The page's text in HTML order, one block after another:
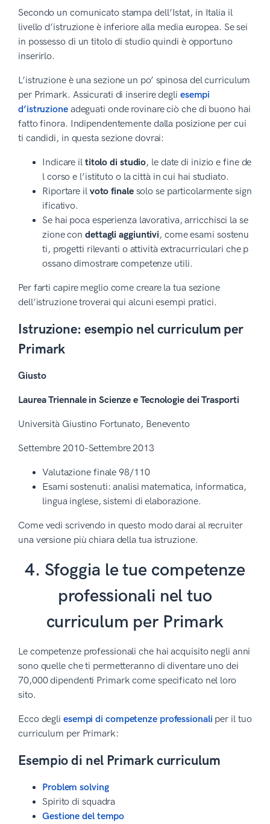
Secondo un comunicato stampa dell’Istat, in Italia il
livello d’istruzione è inferiore alla media europea. Se sei
in possesso di un titolo di studio quindi è opportuno
inserirlo.
L’istruzione è una sezione un po’ spinosa del curriculum
per Primark. Assicurati di inserire degli esempi
d’istruzioneadeguati onde rovinare ciò che di buono hai
fatto finora. Indipendentemente dalla posizione per cui
ti candidi, in questa sezione dovrai:
Indicare il titolo di studio, le date di inizio e fine de
l corso e l’istituto o la città in cui hai studiato.
Riportare il voto finalesolo se particolarmente sign
ificativo.
Se hai poca esperienza lavorativa, arricchisci la se
zione condettagli aggiuntivi, come esami sostenu
ti, progetti rilevanti o attività extracurriculari che p
ossano dimostrare competenze utili.
Per farti capire meglio come creare la tua sezione
dell’istruzione troverai qui alcuni esempi pratici.
Istruzione: esempio nel curriculum per
Primark
Giusto
Laurea Triennale in Scienze e Tecnologie dei Trasporti
Università Giustino Fortunato, Benevento
Settembre 2010-Settembre 2013
Valutazione finale 98/110
Esami sostenuti: analisi matematica, informatica,
lingua inglese, sistemi di elaborazione.
Come vedi scrivendo in questo modo darai al recruiter
una versione più chiara della tua istruzione.
4. Sfoggia le tue competenze
professionali nel tuo
curriculum per Primark
Le competenze professionali che hai acquisito negli anni
sono quelle che ti permetteranno di diventare uno dei
70,000 dipendenti Primark come specificato nel loro
sito.
Ecco degli esempi di competenze professionali per il tuo
curriculum per Primark:
Esempio di nel Primark curriculum
Problem solving
Spirito di squadra
Gestione del tempo